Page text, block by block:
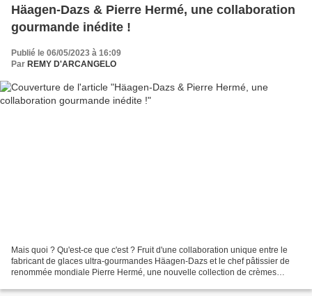
Häagen-Dazs & Pierre Hermé, une collaboration
gourmande inédite !
Publié le 06/05/2023 à 16:09
Par REMY D'ARCANGELO
Mais quoi ? Qu'est-ce que c'est ? Fruit d'une collaboration unique entre le
fabricant de glaces ultra-gourmandes Häagen-Dazs et le chef pâtissier de
renommée mondiale Pierre Hermé, une nouvelle collection de crèmes